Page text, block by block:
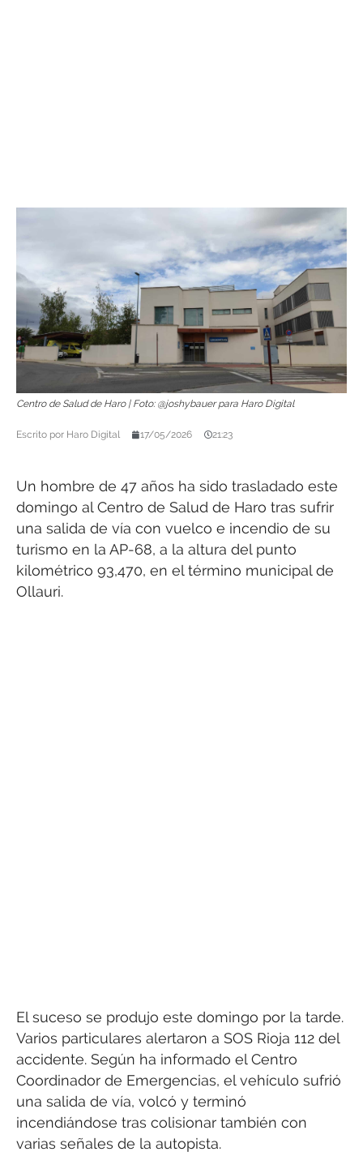
Centro de Salud de Haro | Foto: @joshybauer para Haro Digital
Escrito por Haro Digital 17/05/2026 21:23
Un hombre de 47 años ha sido trasladado este
domingo al Centro de Salud de Haro tras sufrir
una salida de vía con vuelco e incendio de su
turismo en la AP-68, a la altura del punto
kilométrico 93,470, en el término municipal de
Ollauri.
El suceso se produjo este domingo por la tarde.
Varios particulares alertaron a SOS Rioja 112 del
accidente. Según ha informado el Centro
Coordinador de Emergencias, el vehículo sufrió
una salida de vía, volcó y terminó
incendiándose tras colisionar también con
varias señales de la autopista.